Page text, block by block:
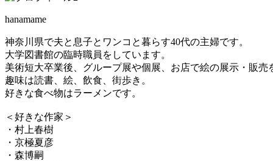
hanamame
神奈川県で夫と息子とワンコと暮らす40代の主婦です。
大学図書館の臨時職員をしています。
美術短大卒業後、グループ展や個展、お店で絵の展示・販売
趣味は読書、絵、飲食、街歩き。
好きな食べ物はラーメンです。
＜好きな作家＞
・村上春樹
・京極夏彦
・森博嗣